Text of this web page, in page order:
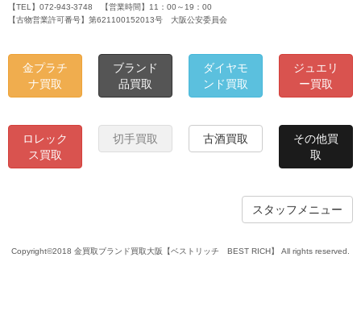
【TEL】072-943-3748 【営業時間】11：00～19：00
【古物営業許可番号】第621100152013号 大阪公安委員会
金プラチ
ナ買取
ブランド
品買取
ダイヤモ
ンド買取
ジュエリ
ー買取
ロレック
ス買取
切手買取 古酒買取
その他買
取
スタッフメニュー
Copyright©2018 金買取ブランド買取大阪【ベストリッチ BEST RICH】 All rights reserved.